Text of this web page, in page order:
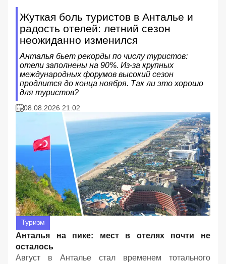
Жуткая боль туристов в Анталье и
радость отелей: летний сезон
неожиданно изменился
Анталья бьет рекорды по числу туристов:
отели заполнены на 90%. Из-за крупных
международных форумов высокий сезон
продлится до конца ноября. Так ли это хорошо
для туристов?
08.08.2026 21:02
Туризм
Анталья на пике: мест в отелях почти не
осталось
Август в Анталье стал временем тотального